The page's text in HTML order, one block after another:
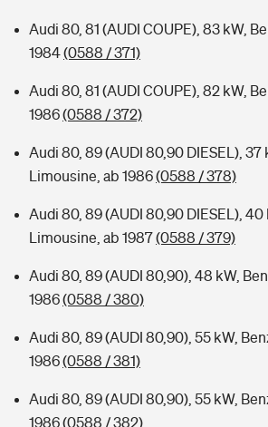
Audi 80, 81 (AUDI COUPE), 83 kW,
1984(0588 / 371)
Audi 80, 81 (AUDI COUPE), 82 kW,
1986(0588 / 372)
Audi 80, 89 (AUDI 80,90 DIESEL), 37
Limousine, ab 1986(0588 / 378)
Audi 80, 89 (AUDI 80,90 DIESEL), 40
Limousine, ab 1987(0588 / 379)
Audi 80, 89 (AUDI 80,90), 48 kW,
1986(0588 / 380)
Audi 80, 89 (AUDI 80,90), 55 kW,
1986(0588 / 381)
Audi 80, 89 (AUDI 80,90), 55 kW,
1986(0588 / 382)